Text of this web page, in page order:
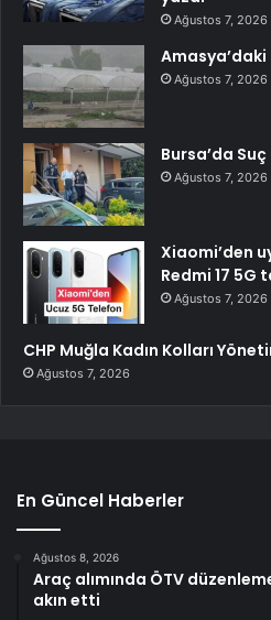
Ağustos 7, 2026
Amasya’daki
Ağustos 7, 2026
Bursa’da
Ağustos 7, 2026
Xiaomi’den
Redmi 17 5G
Ağustos 7, 2026
CHP Muğla Kadın Kolları
Ağustos 7, 2026
En Güncel Haberler
Ağustos 8, 2026
Araç alımında ÖTV
akın etti